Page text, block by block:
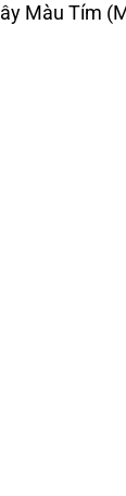
Màu Tím